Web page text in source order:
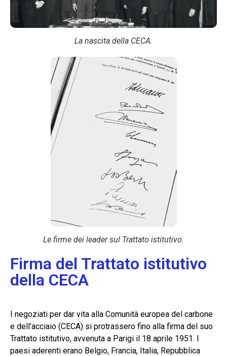
La nascita della CECA.
Le firme dei leader sul Trattato istitutivo.
Firma del Trattato istitutivo
della CECA
I negoziati per dar vita alla Comunità europea del carbone
e dell’acciaio (CECA) si protrassero fino alla firma del suo
Trattato istitutivo, avvenuta a Parigi il 18 aprile 1951. I
paesi aderenti erano Belgio, Francia, Italia, Repubblica